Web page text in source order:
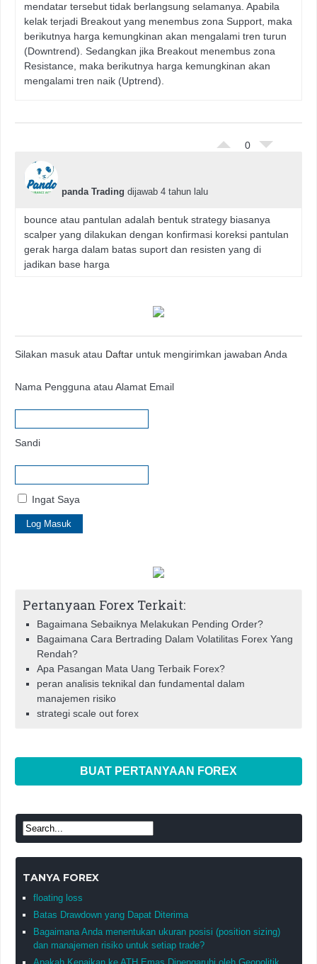
mendatar tersebut tidak berlangsung selamanya. Apabila
kelak terjadi Breakout yang menembus zona Support, maka
berikutnya harga kemungkinan akan mengalami tren turun
(Downtrend). Sedangkan jika Breakout menembus zona
Resistance, maka berikutnya harga kemungkinan akan
mengalami tren naik (Uptrend).
0
panda Trading dijawab 4 tahun lalu
bounce atau pantulan adalah bentuk strategy biasanya
scalper yang dilakukan dengan konfirmasi koreksi pantulan
gerak harga dalam batas suport dan resisten yang di
jadikan base harga
Silakan masuk atau Daftar untuk mengirimkan jawaban Anda
Nama Pengguna atau Alamat Email
Sandi
Ingat Saya
Pertanyaan Forex Terkait:
Bagaimana Sebaiknya Melakukan Pending Order?
Bagaimana Cara Bertrading Dalam Volatilitas Forex Yang
Rendah?
Apa Pasangan Mata Uang Terbaik Forex?
peran analisis teknikal dan fundamental dalam
manajemen risiko
strategi scale out forex
BUAT PERTANYAAN FOREX
TANYA FOREX
floating loss
Batas Drawdown yang Dapat Diterima
Bagaimana Anda menentukan ukuran posisi (position sizing)
dan manajemen risiko untuk setiap trade?